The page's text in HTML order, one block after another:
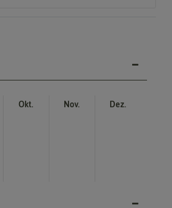
Okt. Nov. Dez.